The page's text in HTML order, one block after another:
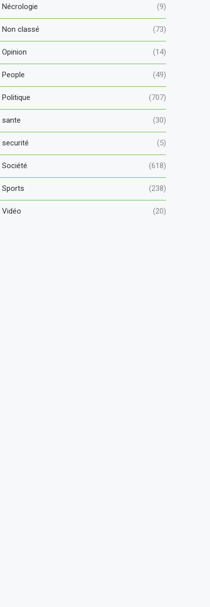
Nécrologie (9)
Non classé (73)
Opinion (14)
People (49)
Politique (707)
sante (30)
securité (5)
Société (618)
Sports (238)
Vidéo (20)